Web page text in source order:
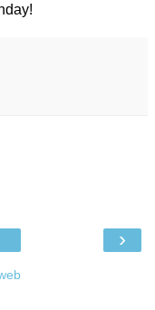
›